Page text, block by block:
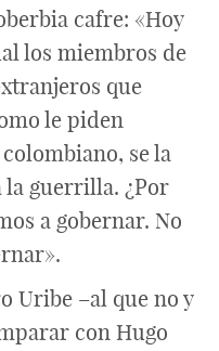
cafre: «Hoy
los miembros de
que
le piden
se la
guerrilla. ¿Por
a gobernar. No
Uribe –al que no y
con Hugo